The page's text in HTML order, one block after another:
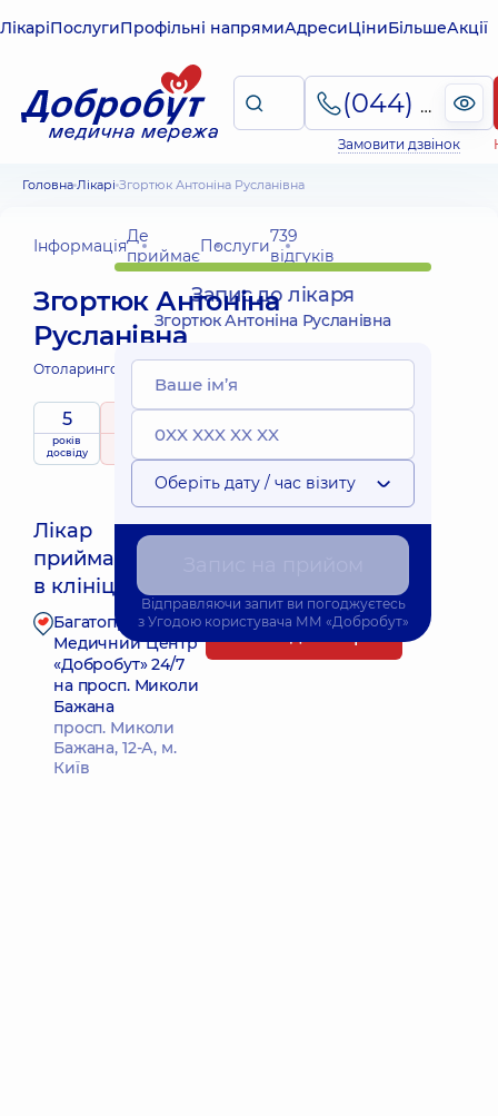
ЛікаріПослугиПрофільні напрямиАдресиЦіниБільшеАкції
(044) 495-2-888
Замовити дзвінок
Головна Лікарі Згортюк Антоніна Русланівна
ІнформаціяДе
приймаєПослуги739
відгуків
Згортюк Антоніна
Русланівна
Отоларинголог дитячий;
5
років
досвіду
рейтингна підставі
приймає
Лікар
приймає
в клініці
Багатопрофільний
Медичний Центр
«Добробут» 24/7
на просп. Миколи
Бажана
просп. Миколи
Бажана, 12-А, м.
Київ
Запис до лікаря
Запис до лікаря
Згортюк Антоніна Русланівна
Оберіть дату / час візиту
Відправляючи запит ви погоджуєтесь
з Угодою користувача ММ «Добробут»